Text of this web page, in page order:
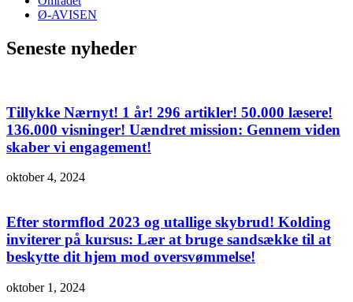
Ø-AVISEN
Seneste nyheder
Tillykke Nærnyt! 1 år! 296 artikler! 50.000 læsere!
136.000 visninger! Uændret mission: Gennem viden
skaber vi engagement!
oktober 4, 2024
Efter stormflod 2023 og utallige skybrud! Kolding
inviterer på kursus: Lær at bruge sandsække til at
beskytte dit hjem mod oversvømmelse!
oktober 1, 2024